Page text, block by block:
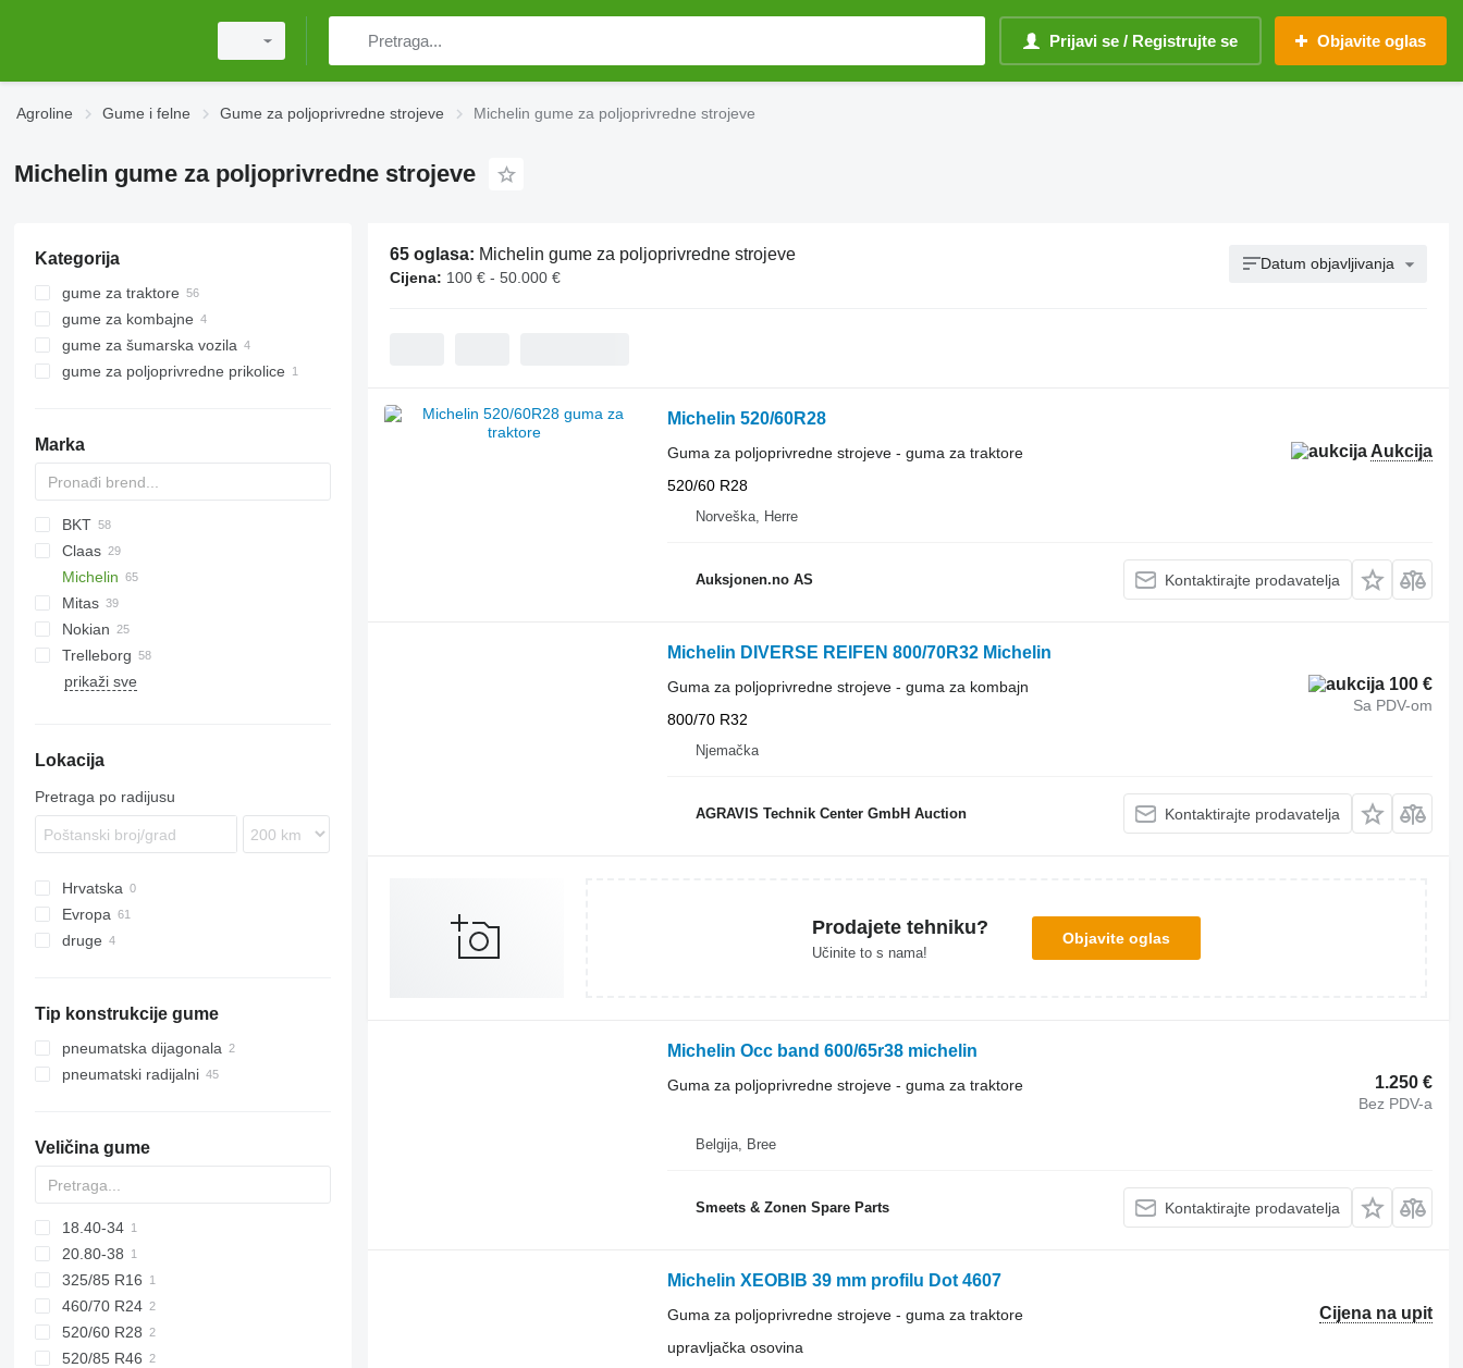
Prijavi se / Registrujte se Objavite oglas
Agroline Gume i felne Gume za poljoprivredne strojeve Michelin gume za poljoprivredne strojeve
Michelin gume za poljoprivredne strojeve
Kategorija
gume za traktore
gume za kombajne
gume za šumarska vozila
gume za poljoprivredne prikolice
Marka
BKT
Claas
Lexion
Trion
Cargo
550
2130
6175
6195 R
6215
270
300
4245
4255
4345
4355
Michelin
Mitas
Nokian
W+
TM
TR
Trelleborg
prikaži sve
Lokacija
Pretraga po radijusu
Hrvatska
Evropa
Njemačka
Danska
Belgija
Rumunjska
prikaži sve
druge
Tip konstrukcije gume
pneumatska dijagonala
pneumatski radijalni
Veličina gume
18.40-34
20.80-38
325/85 R16
460/70 R24
520/60 R28
520/85 R46
65 oglasa: Michelin gume za poljoprivredne strojeve
Cijena: 100 € - 50.000 €
Datum objavljivanja
Michelin 520/60R28
Aukcija
Guma za poljoprivredne strojeve - guma za traktore
520/60 R28
Norveška, Herre
Auksjonen.no AS Kontaktirajte prodavatelja
Michelin DIVERSE REIFEN 800/70R32 Michelin
100 €
Sa PDV-om
Guma za poljoprivredne strojeve - guma za kombajn
800/70 R32
Njemačka
AGRAVIS Technik Center GmbH Auction Kontaktirajte prodavatelja
Prodajete tehniku?
Učinite to s nama!
Objavite oglas
Michelin Occ band 600/65r38 michelin
1.250 €
Bez PDV-a
Guma za poljoprivredne strojeve - guma za traktore
Belgija, Bree
Smeets & Zonen Spare Parts Kontaktirajte prodavatelja
Michelin XEOBIB 39 mm profilu Dot 4607
Cijena na upit
Guma za poljoprivredne strojeve - guma za traktore
upravljačka osovina